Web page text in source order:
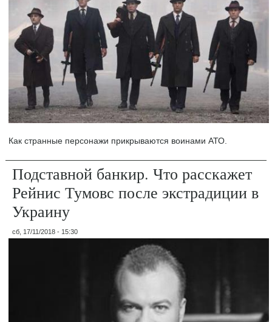
Как странные персонажи прикрываются воинами АТО.
Подставной банкир. Что расскажет
Рейнис Тумовс после экстрадиции в
Украину
сб, 17/11/2018 - 15:30